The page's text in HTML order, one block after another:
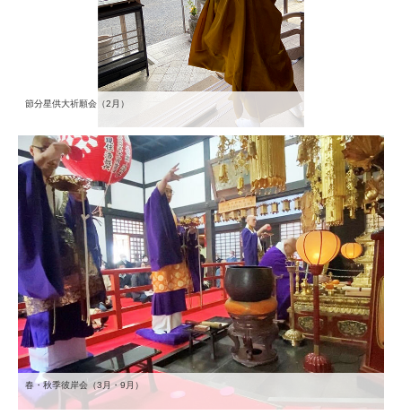
節分星供大祈願会（2月）
春・秋季彼岸会（3月・9月）